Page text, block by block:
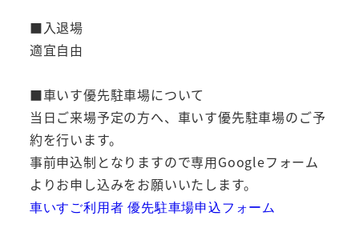
■入退場
適宜自由
■車いす優先駐車場について
当日ご来場予定の方へ、車いす優先駐車場のご予
約を行います。
事前申込制となりますので専用Googleフォーム
よりお申し込みをお願いいたします。
車いすご利用者 優先駐車場申込フォーム